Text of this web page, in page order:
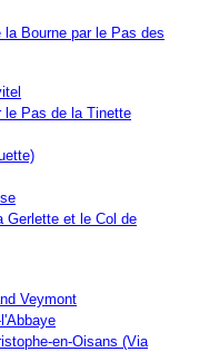
Bourne par le Pas des
le Pas de la Tinette
Gerlette et le Col de
Veymont
en-Oisans (Via